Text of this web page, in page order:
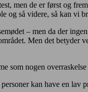
men de er først og
og så videre, så kan vi
– men da der
Men det betyder
som nogen
kan have en lav